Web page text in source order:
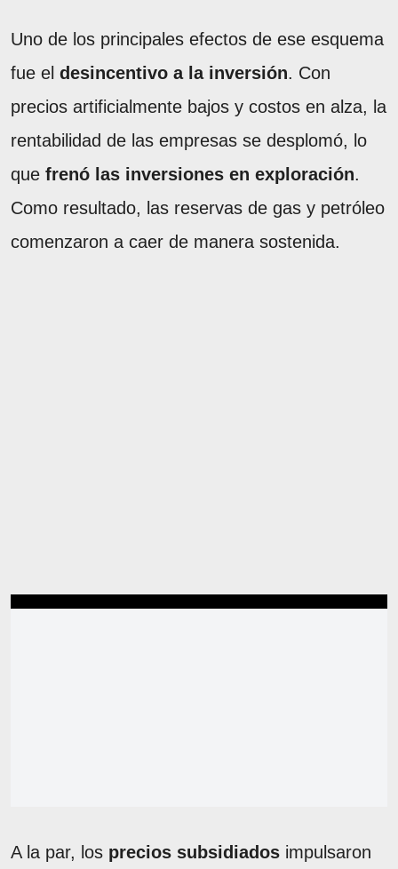
Uno de los principales efectos de ese esquema
fue el desincentivo a la inversión. Con
precios artificialmente bajos y costos en alza, la
rentabilidad de las empresas se desplomó, lo
que frenó las inversiones en exploración.
Como resultado, las reservas de gas y petróleo
comenzaron a caer de manera sostenida.
A la par, los precios subsidiados impulsaron